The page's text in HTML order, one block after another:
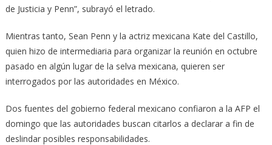
de Justicia y Penn”, subrayó el letrado.
Mientras tanto, Sean Penn y la actriz mexicana Kate del Castillo,
quien hizo de intermediaria para organizar la reunión en octubre
pasado en algún lugar de la selva mexicana, quieren ser
interrogados por las autoridades en México.
Dos fuentes del gobierno federal mexicano confiaron a la AFP el
domingo que las autoridades buscan citarlos a declarar a fin de
deslindar posibles responsabilidades.